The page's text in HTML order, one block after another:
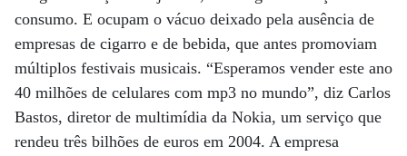
consumo. E ocupam o vácuo deixado pela ausência de
empresas de cigarro e de bebida, que antes promoviam
múltiplos festivais musicais. “Esperamos vender este ano
40 milhões de celulares com mp3 no mundo”, diz Carlos
Bastos, diretor de multimídia da Nokia, um serviço que
rendeu três bilhões de euros em 2004. A empresa